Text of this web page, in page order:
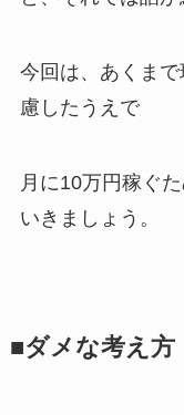
今回は、あくま
慮したうえで
月に10万円稼ぐ
いきましょう。
■ダメな考え方